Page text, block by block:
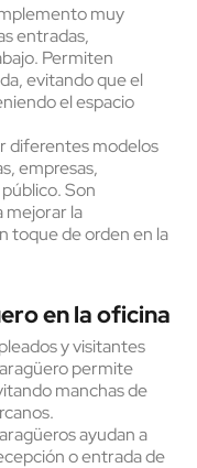
muy
entradas,
Permiten
evitando que el
el espacio
diferentes modelos
empresas,
Son
mejorar la
toque de orden en la
en la oficina
y visitantes
permite
manchas de
ayudan a
o entrada de